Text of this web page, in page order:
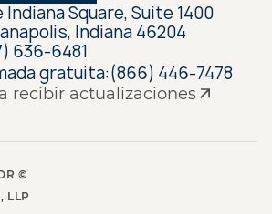
recibir actualizaciones
Indiana Square, Suite 1400
Indiana 46204
636-6481
gratuita:(866) 446-7478
©
LLP